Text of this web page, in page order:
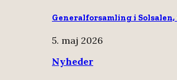
Generalforsamling i Solsalen,
5. maj 2026
Nyheder